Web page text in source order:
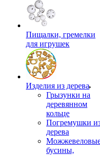
Пищалки, гремелки
для игрушек
Изделия из дерева
Грызунки на
деревянном
кольце
Погремушки
дерева
бусины,